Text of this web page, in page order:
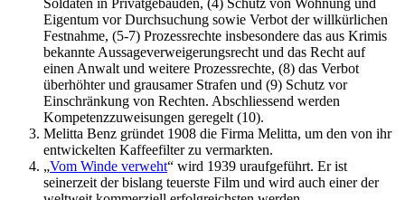
Eigentum vor Durchsuchung sowie Verbot der willkürlichen
Festnahme, (5-7) Prozessrechte insbesondere das aus Krimis
bekannte Aussageverweigerungsrecht und das Recht auf
einen Anwalt und weitere Prozessrechte, (8) das Verbot
überhöhter und grausamer Strafen und (9) Schutz vor
Einschränkung von Rechten. Abschliessend werden
Kompetenzzuweisungen geregelt (10).
Melitta Benz gründet 1908 die Firma Melitta, um den von ihr
entwickelten Kaffeefilter zu vermarkten.
„Vom Winde verweht“ wird 1939 uraufgeführt. Er ist
seinerzeit der bislang teuerste Film und wird auch einer der